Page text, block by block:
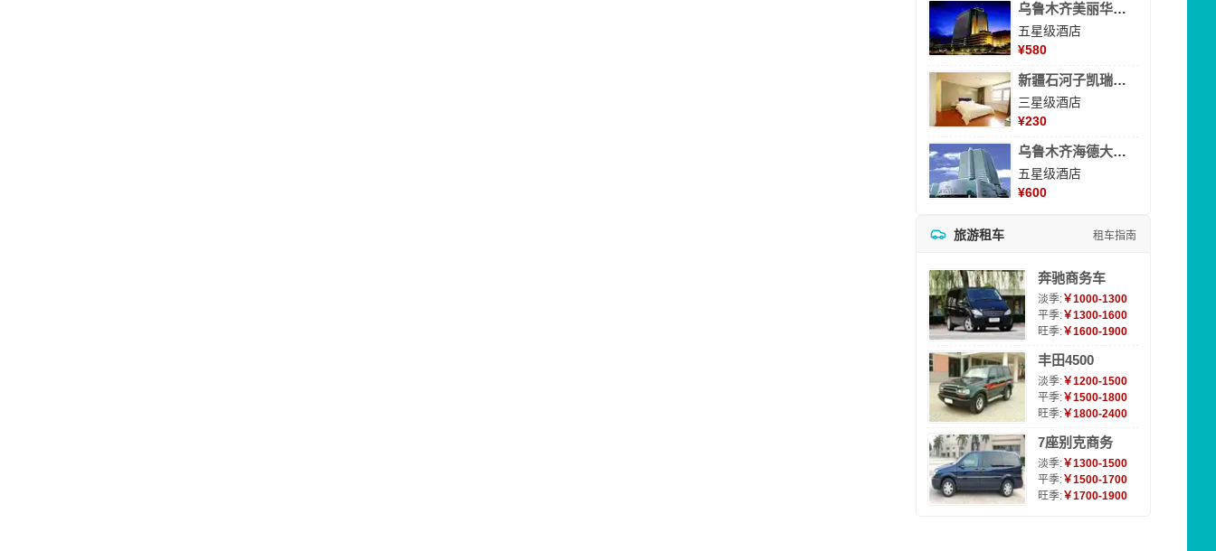
乌鲁木齐美丽华大酒
五星级酒店
¥580
新疆石河子凯瑞酒店
三星级酒店
¥230
乌鲁木齐海德大酒店
五星级酒店
¥600
旅游租车 租车指南
奔驰商务车
淡季:￥1000-1300
平季:￥1300-1600
旺季:￥1600-1900
丰田4500
淡季:￥1200-1500
平季:￥1500-1800
旺季:￥1800-2400
7座别克商务
淡季:￥1300-1500
平季:￥1500-1700
旺季:￥1700-1900